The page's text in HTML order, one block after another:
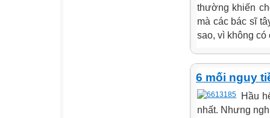
thường khiến
mà các bác sĩ
sao, vì không
6 mối nguy
Hầu
nhất. Nhưng